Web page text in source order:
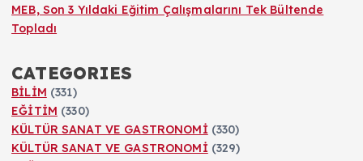
MEB, Son 3 Yıldaki Eğitim Çalışmalarını Tek Bültende
Topladı
CATEGORIES
BİLİM (331)
EĞİTİM (330)
KÜLTÜR SANAT VE GASTRONOMİ (330)
KÜLTÜR SANAT VE GASTRONOMİ (329)